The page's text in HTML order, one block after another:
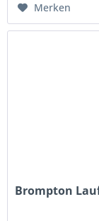
Merken
Brompton